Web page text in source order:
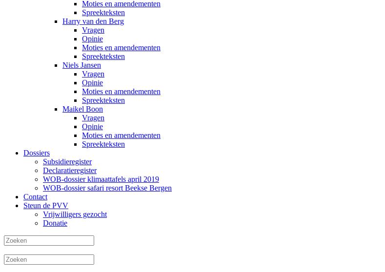
Moties en amendementen
Spreekteksten
Harry van den Berg
Vragen
Opinie
Moties en amendementen
Spreekteksten
Niels Jansen
Vragen
Opinie
Moties en amendementen
Spreekteksten
Maikel Boon
Vragen
Opinie
Moties en amendementen
Spreekteksten
Dossiers
Subsidieregister
Declaratieregister
WOB-dossier klimaattafels april 2019
WOB-dossier safari resort Beekse Bergen
Contact
Steun de PVV
Vrijwilligers gezocht
Donatie